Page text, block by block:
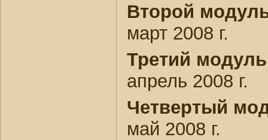
Второй
март 2008 г.
Третий модуль
апрель 2008 г.
Четвертый
май 2008 г.